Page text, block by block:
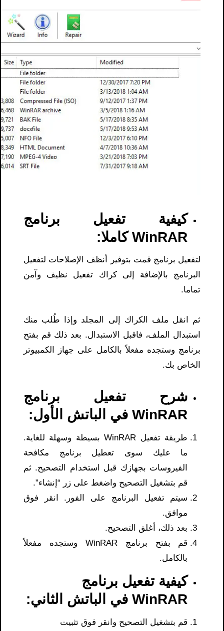
كيفية تفعيل برنامج
WinRAR كاملا:
لتفعيل برنامج قمت بتوفير أنظف الإصلاحات لتفعيل
البرنامج بالإضافة إلى كراك تفعيل نظيف وآمن
تماما.
ثم انقل ملف الكراك إلى المجلد وإذا طُلب منك
استبدال الملف، فاقبل الاستبدال. بعد ذلك قم بفتح
برنامج وستجده مفعلاً بالكامل على جهاز الكمبيوتر
الخاص بك.
شرح تفعيل برنامج
WinRAR في الباتش الأول:
طريقة تفعيل WinRAR بسيطة وسهلة للغاية.
ما عليك سوى تعطيل برنامج مكافحة
الفيروسات بجهازك قبل استخدام التصحيح. ثم
قم بتشغيل التصحيح واضغط على زر “إنشاء”.
سيتم تفعيل البرنامج على الفور. انقر فوق
موافق.
بعد ذلك، أغلق التصحيح.
قم بفتح برنامج WinRAR وستجده مفعلاً
بالكامل.
كيفية تفعيل برنامج
WinRAR في الباتش الثاني:
قم بتشغيل التصحيح وانقر فوق تثبيت